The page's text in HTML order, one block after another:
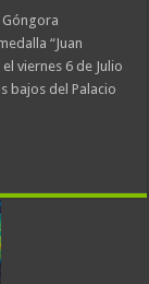
Góngora
“Juan
viernes 6 de Julio
bajos del Palacio